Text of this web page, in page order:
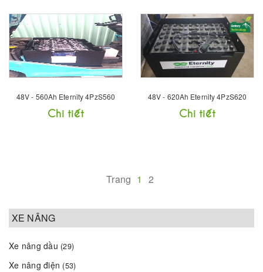
48V - 560Ah Eternity 4PzS560
Chi tiết
48V - 620Ah Eternity 4PzS620
Chi tiết
Trang 1 2
XE NÂNG
Xe nâng dầu (29)
Xe nâng điện (53)